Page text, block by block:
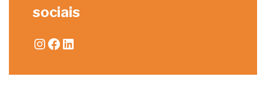
sociais
Instagram
Facebook
LinkedIn